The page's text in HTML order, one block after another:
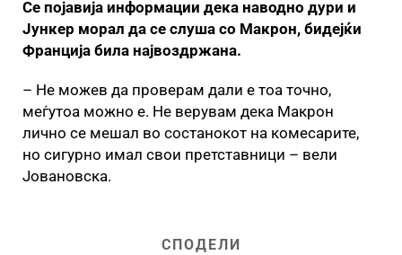
Се појавија информации дека наводно дури и
Јункер морал да се слуша со Макрон, бидејќи
Франција била највоздржана.
– Не можев да проверам дали е тоа точно,
меѓутоа можно е. Не верувам дека Макрон
лично се мешал во состанокот на комесарите,
но сигурно имал свои претставници – вели
Јовановска.
СПОДЕЛИ